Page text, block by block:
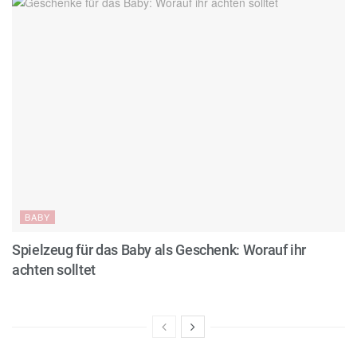
BABY
Spielzeug für das Baby als Geschenk: Worauf ihr
achten solltet